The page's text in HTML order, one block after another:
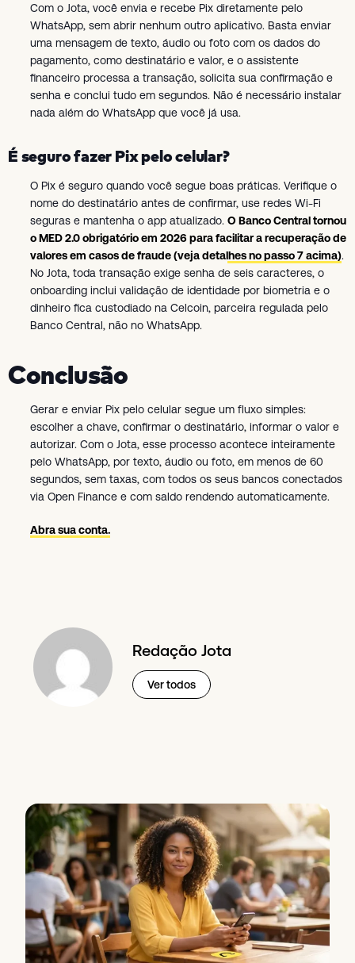
Com o Jota, você envia e recebe Pix diretamente pelo
WhatsApp, sem abrir nenhum outro aplicativo. Basta enviar
uma mensagem de texto, áudio ou foto com os dados do
pagamento, como destinatário e valor, e o assistente
financeiro processa a transação, solicita sua confirmação e
senha e conclui tudo em segundos. Não é necessário instalar
nada além do WhatsApp que você já usa.
É seguro fazer Pix pelo celular?
O Pix é seguro quando você segue boas práticas. Verifique o
nome do destinatário antes de confirmar, use redes Wi-Fi
seguras e mantenha o app atualizado. O Banco Central tornou
o MED 2.0 obrigatório em 2026 para facilitar a recuperação de
valores em casos de fraude (veja detalhes no passo 7 acima).
No Jota, toda transação exige senha de seis caracteres, o
onboarding inclui validação de identidade por biometria e o
dinheiro fica custodiado na Celcoin, parceira regulada pelo
Banco Central, não no WhatsApp.
Conclusão
Gerar e enviar Pix pelo celular segue um fluxo simples:
escolher a chave, confirmar o destinatário, informar o valor e
autorizar. Com o Jota, esse processo acontece inteiramente
pelo WhatsApp, por texto, áudio ou foto, em menos de 60
segundos, sem taxas, com todos os seus bancos conectados
via Open Finance e com saldo rendendo automaticamente.
Abra sua conta.
Redação Jota
Ver todos